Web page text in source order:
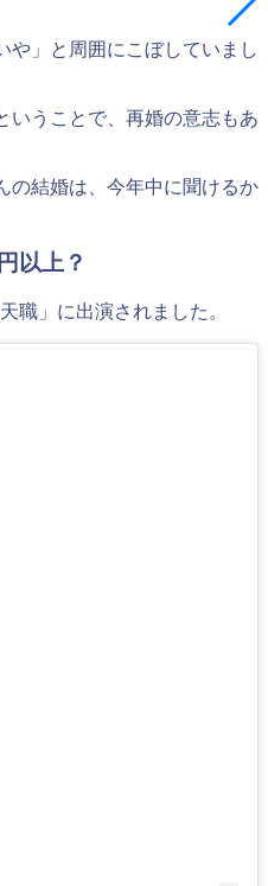
や」と周囲にこぼしていまし
いうことで、再婚の意志もあ
の結婚は、今年中に聞けるか
以上？
職」に出演されました。